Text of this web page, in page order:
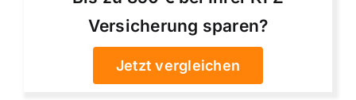
Versicherung sparen?
Jetzt vergleichen